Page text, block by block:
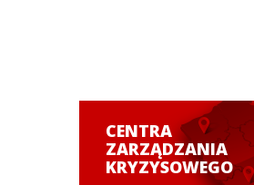
CENTRA
ZARZĄDZANIA
KRYZYSOWEGO